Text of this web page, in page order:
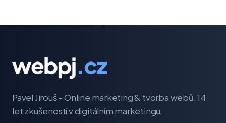
Pavel Jirouš - Online marketing & tvorba webů. 14
let zkušeností v digitálním marketingu.